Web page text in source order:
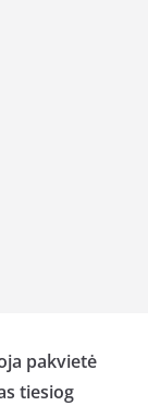
pakvietė
tiesiog